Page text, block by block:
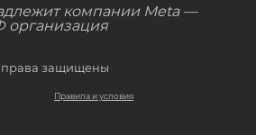
компании Meta —
организация
права защищены
Правила и условия